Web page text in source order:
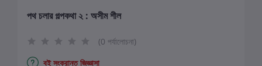
পথ চলার গল্পকথা ২ : অসীম শীল
(0 পর্যালোচনা)
বই সংক্রান্ত জিজ্ঞাসা